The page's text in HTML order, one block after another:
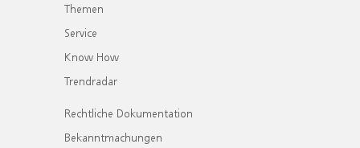
Themen
Service
Know How
Trendradar
Rechtliche Dokumentation
Bekanntmachungen